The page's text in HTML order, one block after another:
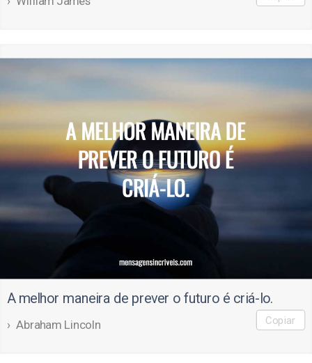
A melhor maneira de prever o futuro é criá-lo.
Abraham Lincoln Copiar